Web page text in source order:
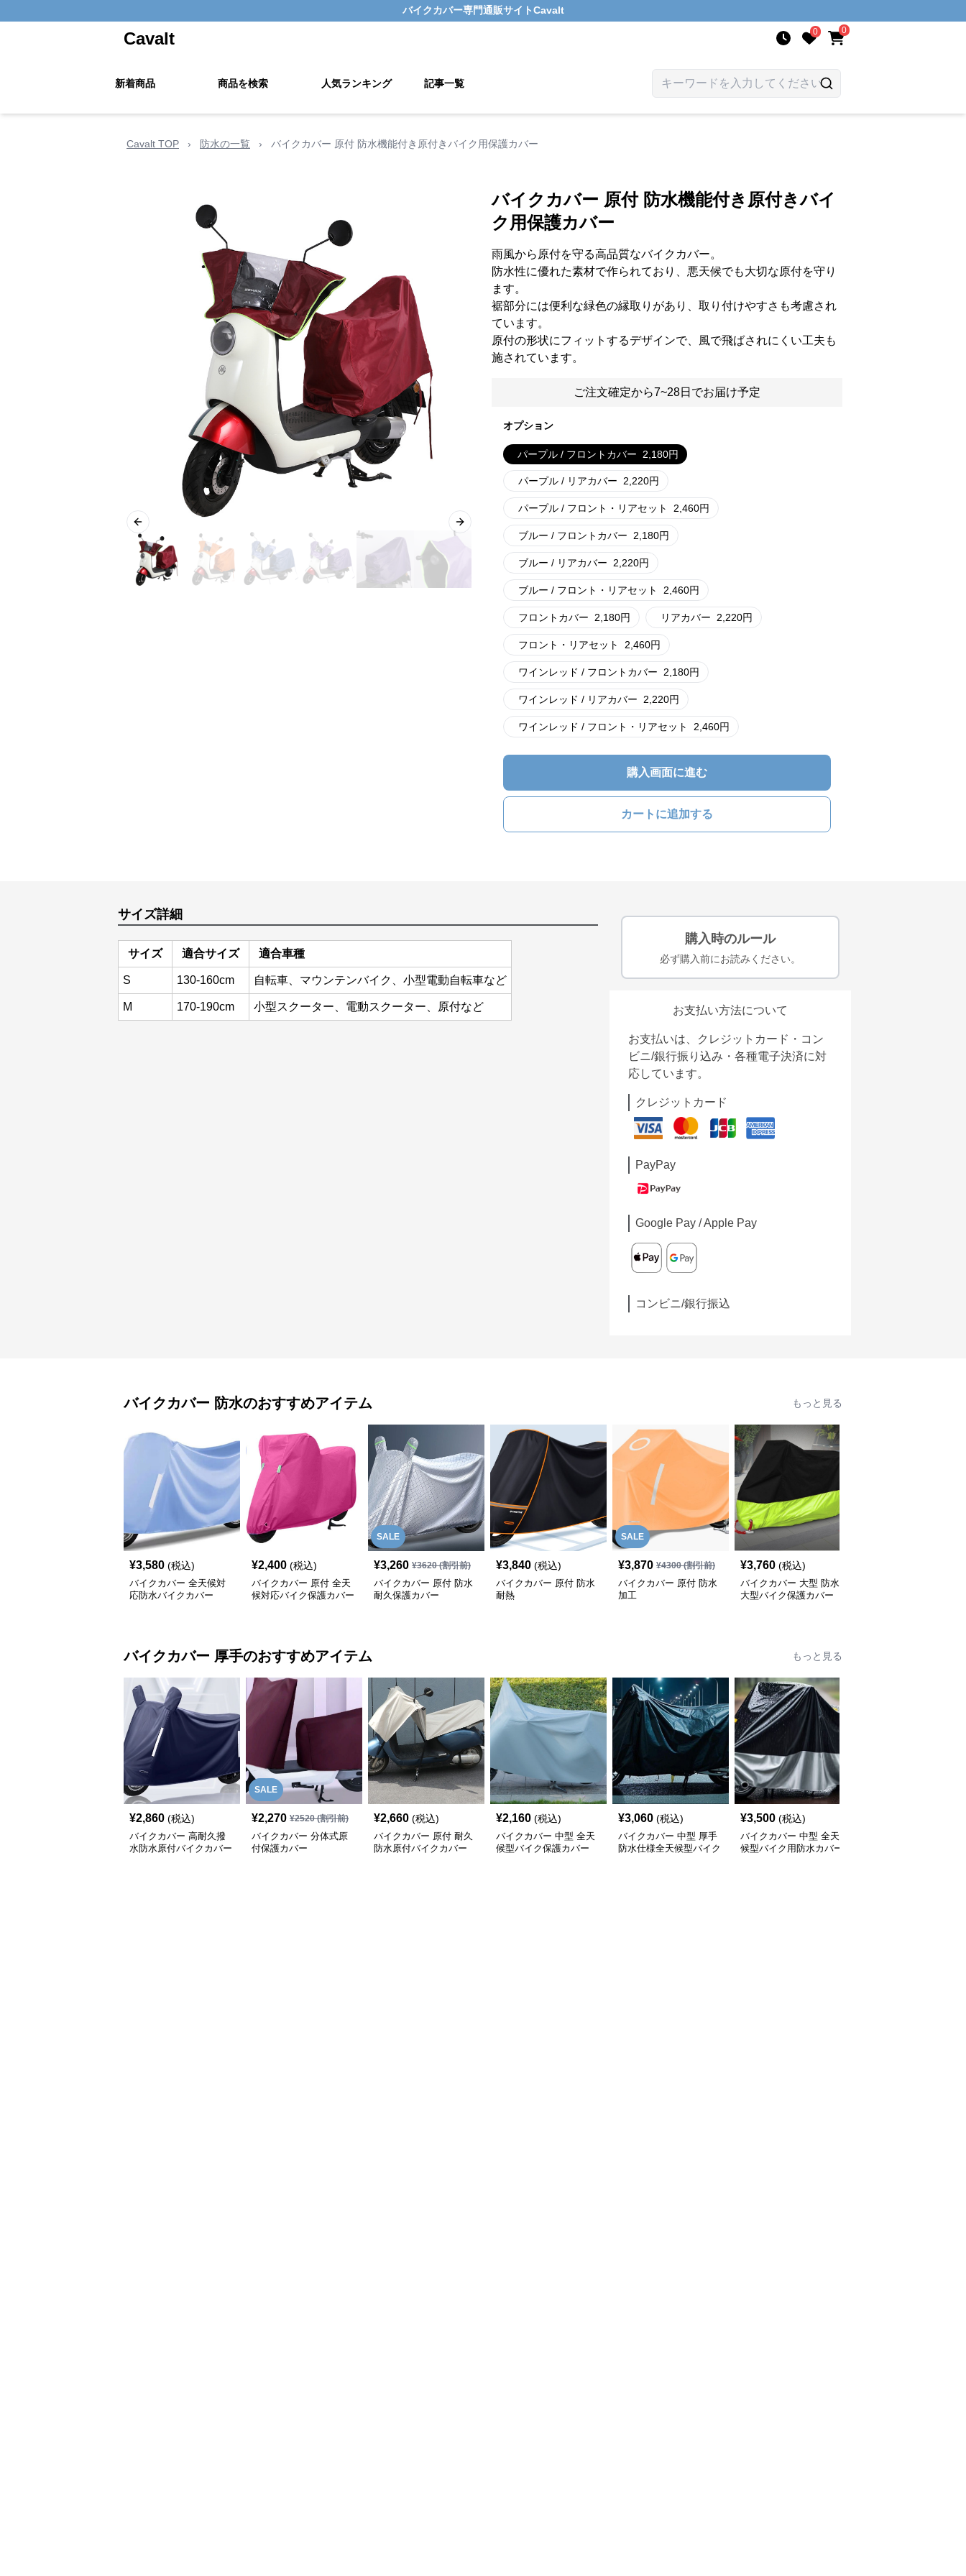
バイクカバー専門通販サイトCavalt
Cavalt 0 0
新着商品 商品を検索 人気ランキング 記事一覧
Cavalt TOP › 防水の一覧 › バイクカバー 原付 防水機能付き原付きバイク用保護カバー
Previous slide Next slide
バイクカバー 原付 防水機能付き原付きバイ
ク用保護カバー
雨風から原付を守る高品質なバイクカバー。
防水性に優れた素材で作られており、悪天候でも大切な原付を守り
ます。
裾部分には便利な緑色の縁取りがあり、取り付けやすさも考慮され
ています。
原付の形状にフィットするデザインで、風で飛ばされにくい工夫も
施されています。
ご注文確定から7~28日でお届け予定
オプション
パープル / フロントカバー 2,180円
パープル / リアカバー 2,220円
パープル / フロント・リアセット 2,460円
ブルー / フロントカバー 2,180円
ブルー / リアカバー 2,220円
ブルー / フロント・リアセット 2,460円
フロントカバー 2,180円 リアカバー 2,220円
フロント・リアセット 2,460円
ワインレッド / フロントカバー 2,180円
ワインレッド / リアカバー 2,220円
ワインレッド / フロント・リアセット 2,460円
購入画面に進む
カートに追加する
サイズ詳細
サイズ 適合サイズ 適合車種
S 130-160cm 自転車、マウンテンバイク、小型電動自転車など
M 170-190cm 小型スクーター、電動スクーター、原付など
購入時のルール
必ず購入前にお読みください。
お支払い方法について
お支払いは、クレジットカード・コン
ビニ/銀行振り込み・各種電子決済に対
応しています。
クレジットカード
PayPay
Google Pay / Apple Pay
コンビニ/銀行振込
バイクカバー 防水のおすすめアイテム もっと見る
¥3,580 (税込)
バイクカバー 全天候対
応防水バイクカバー
¥2,400 (税込)
バイクカバー 原付 全天
候対応バイク保護カバー
SALE
¥3,260 ¥3620(割引前)
バイクカバー 原付 防水
耐久保護カバー
¥3,840 (税込)
バイクカバー 原付 防水
耐熱
SALE
¥3,870 ¥4300(割引前)
バイクカバー 原付 防水
加工
¥3,760 (税込)
バイクカバー 大型 防水
大型バイク保護カバー
バイクカバー 厚手のおすすめアイテム もっと見る
¥2,860 (税込)
バイクカバー 高耐久撥
水防水原付バイクカバー
SALE
¥2,270 ¥2520(割引前)
バイクカバー 分体式原
付保護カバー
¥2,660 (税込)
バイクカバー 原付 耐久
防水原付バイクカバー
¥2,160 (税込)
バイクカバー 中型 全天
候型バイク保護カバー
¥3,060 (税込)
バイクカバー 中型 厚手
防水仕様全天候型バイク
¥3,500 (税込)
バイクカバー 中型 全天
候型バイク用防水カバー